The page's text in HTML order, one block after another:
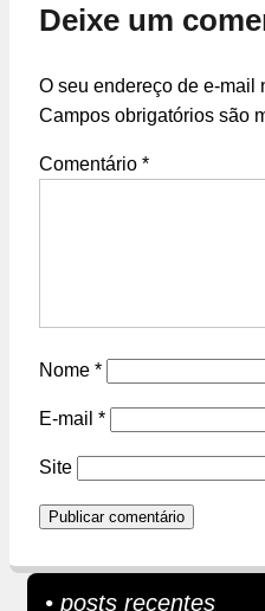
Deixe um
O seu endereço de e-mail
Campos obrigatórios são
Comentário *
Nome *
E-mail *
Site
• posts recentes